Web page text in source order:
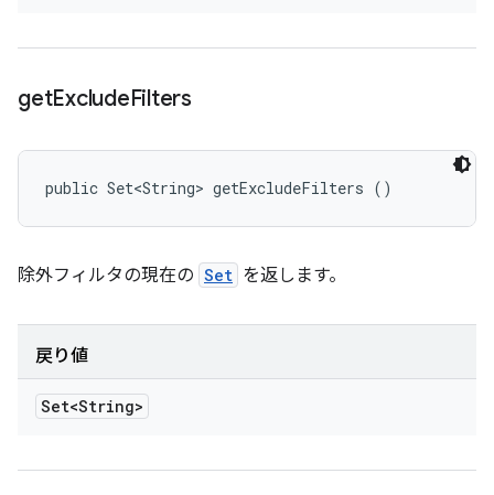
getExcludeFilters
public Set<String> getExcludeFilters ()
除外フィルタの現在の Set を返します。
戻り値
Set<String>